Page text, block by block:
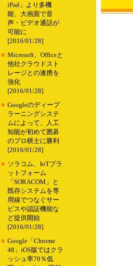
iPad」より多機
能、大画面で音
声・ビデオ通話が
可能に
[2016/01/28]
■ Microsoft、Officeと
他社クラウドスト
レージとの連携を
強化
[2016/01/28]
■ Googleのディープ
ラーニングシステ
ムによって、人工
知能が初めて囲碁
のプロ棋士に勝利
[2016/01/28]
■ ソラコム、IoTプラ
ットフォーム
「SORACOM」と
既存システムを専
用線でつなぐサー
ビスや認証機能な
ど提供開始
[2016/01/28]
■ Google「Chrome
48」iOS版ではクラ
ッシュ率70％低